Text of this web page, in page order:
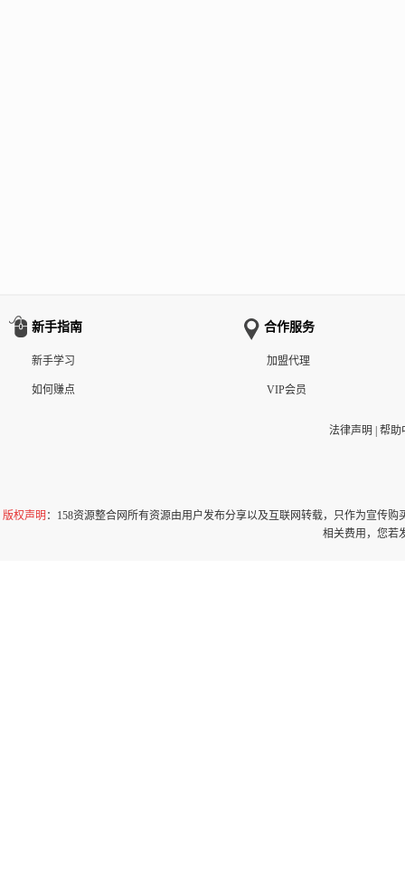
新手指南
新手学习
如何赚点
合作服务
加盟代理
VIP会员
法律声明 帮助
版权声明 ：158资源整合网所有资源由用户发布分享以及互联网转载，只作为宣传
相关费用，您若